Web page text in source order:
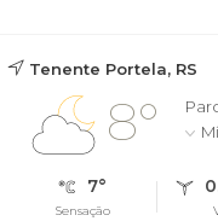
Tenente Portela, RS
8°
7°
Sensação